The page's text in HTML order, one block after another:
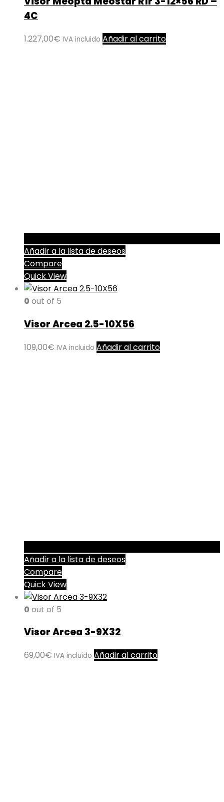
4C
1.227,00€ IVA incluido Añadir al carrito
Añadir a la lista de deseos
Compare
Quick View
0 out of 5
Visor Arcea 2.5-10X56
109,00€ IVA incluido Añadir al carrito
Añadir a la lista de deseos
Compare
Quick View
0 out of 5
Visor Arcea 3-9X32
69,00€ IVA incluido Añadir al carrito